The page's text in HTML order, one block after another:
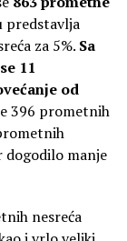
predstavlja
za 5%. Sa
11
od
396 prometnih
dogodilo manje
nesreća